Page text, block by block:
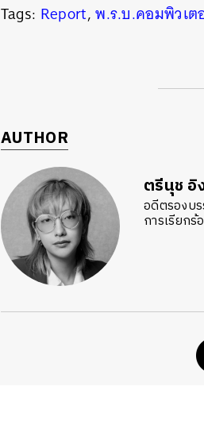
Tags: Report,พ.ร.บ.คอมพิวเต
AUTHOR
ตรีนุช อิ
อดีตรองบ
การเรียก